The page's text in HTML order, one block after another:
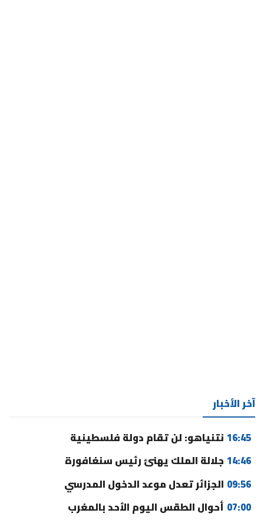
آخر الأخبار
16:45 نتنياهو: لن تقام دولة فلسطينية
14:46 جلالة الملك يهنئ رئيس سنغافورة
09:56 الجزائر تعدل موعد الدخول المدرسي
07:00 أحوال الطقس اليوم الأحد بالمغرب